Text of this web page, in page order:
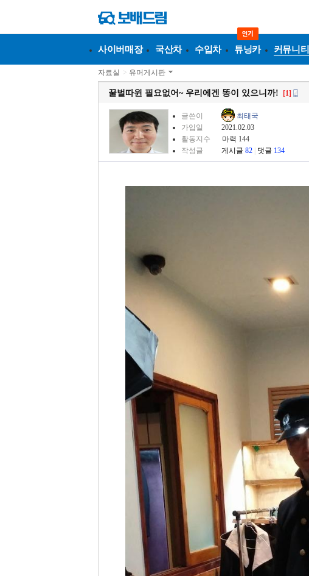
사이버매장 국산차 수입차 튜닝카 커뮤니티
자료실 > 유머게시판
꿀벌따윈 필요없어~ 우리에겐 똥이 있으니까! [1]
글쓴이
최태국
가입일
2021.02.03
활동지수
마력 144
작성글
게시글 82 댓글 134